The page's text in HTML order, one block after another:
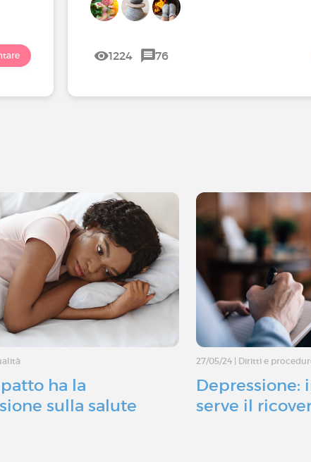
1224 76
ha la
sulla salute
27/05/24 Diritti e
Depressione:
serve il